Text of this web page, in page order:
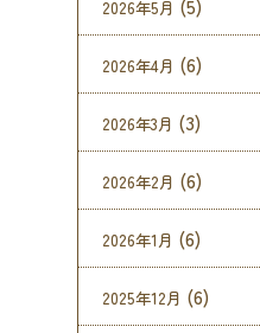
2026年5月 (5)
2026年4月 (6)
2026年3月 (3)
2026年2月 (6)
2026年1月 (6)
2025年12月 (6)